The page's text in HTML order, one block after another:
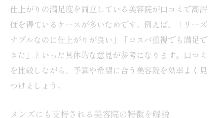
仕上がりの満足度を両立している美容院が口コミで高評
価を得ているケースが多いためです。例えば、「リーズ
ナブルなのに仕上がりが良い」「コスパ重視でも満足で
きた」といった具体的な意見が参考になります。口コミ
を比較しながら、予算や希望に合う美容院を効率よく見
つけましょう。
メンズにも支持される美容院の特徴を解説